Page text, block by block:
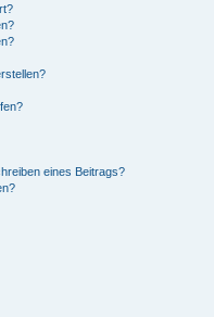
eines Beitrags?